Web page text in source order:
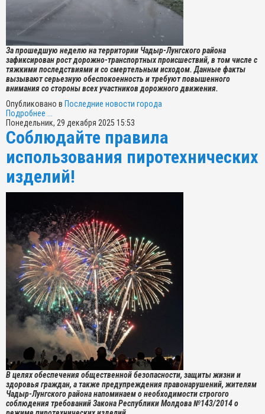
За прошедшую неделю на территории Чадыр-Лунгского района
зафиксирован рост дорожно-транспортных происшествий, в том числе с
тяжкими последствиями и со смертельным исходом. Данные факты
вызывают серьезную обеспокоенность и требуют повышенного
внимания со стороны всех участников дорожного движения.
Опубликовано в Последние новости города
Подробнее ...
Понедельник, 29 декабря 2025 15:53
Соблюдайте правила
использования пиротехнических
изделий!
В целях обеспечения общественной безопасности, защиты жизни и
здоровья граждан, а также предупреждения правонарушений, жителям
Чадыр-Лунгского района напоминаем о необходимости строгого
соблюдения требований Закона Республики Молдова №143/2014 о